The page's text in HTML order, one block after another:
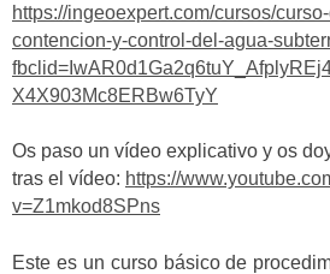
https://ingeoexpert.com/cursos/
contencion-y-control-del-agua-
X4X903Mc8ERBw6TyY
Os paso un vídeo explicativo y os
tras el vídeo: https://
v=Z1mkod8SPns
Este es un curso básico de